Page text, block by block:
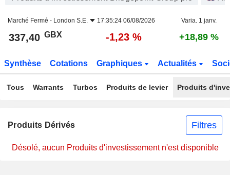
Marché Fermé - London S.E. 17:35:24 06/08/2026 Varia. 1 janv.
337,40 GBX -1,23 % +18,89 %
Synthèse Cotations Graphiques Actualités
Tous Warrants Turbos Produits de levier Produits
Produits Dérivés Filtres
Désolé, aucun Produits d'investissement n'est disponible